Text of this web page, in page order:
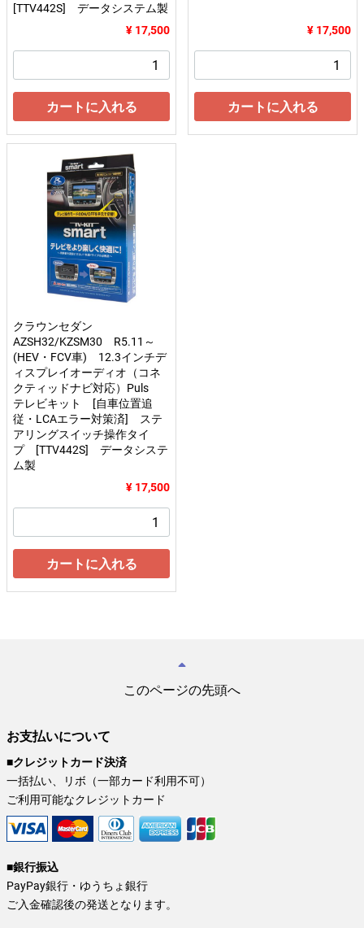
[TTV442S] データシステム製
¥ 17,500
カートに入れる
¥ 17,500
カートに入れる
クラウンセダン
AZSH32/KZSM30 R5.11～
(HEV・FCV車) 12.3インチデ
ィスプレイオーディオ（コネ
クティッドナビ対応）Puls
テレビキット [自車位置追
従・LCAエラー対策済] ステ
アリングスイッチ操作タイ
プ [TTV442S] データシステ
ム製
¥ 17,500
カートに入れる
このページの先頭へ
お支払いについて
■クレジットカード決済
一括払い、リボ（一部カード利用不可）
ご利用可能なクレジットカード
■銀行振込
PayPay銀行・ゆうちょ銀行
ご入金確認後の発送となります。